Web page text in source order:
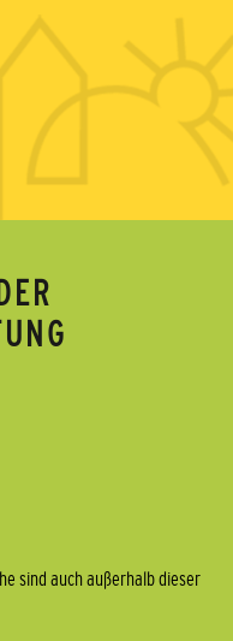
sind auch außerhalb dieser